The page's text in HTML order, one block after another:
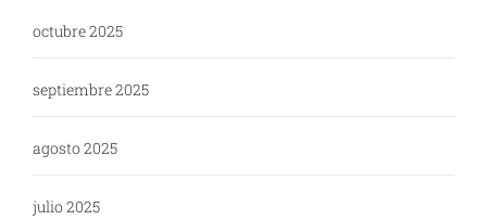
octubre 2025
septiembre 2025
agosto 2025
julio 2025